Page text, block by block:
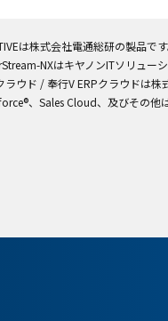
は株式会社電通総研の製品です
NXはキヤノンITソリュー
ラウド / 奉行V ERPクラウドは株
、Sales Cloud、及びその他